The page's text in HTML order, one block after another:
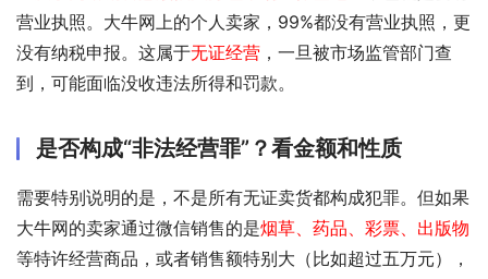
营业执照。大牛网上的个人卖家，99%都没有营业执照，更
没有纳税申报。这属于无证经营 ，一旦被市场监管部门查
到，可能面临没收违法所得和罚款。
是否构成“非法经营罪”？看金额和性质
需要特别说明的是，不是所有无证卖货都构成犯罪。但如果
大牛网的卖家通过微信销售的是烟草、药品、彩票、出版物
等特许经营商品，或者销售额特别大（比如超过五万元），